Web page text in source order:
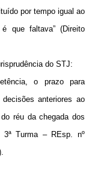
por tempo igual ao
que faltava” (Direito
do STJ:
o prazo para
anteriores ao
réu da chegada dos
3ª Turma – REsp. nº